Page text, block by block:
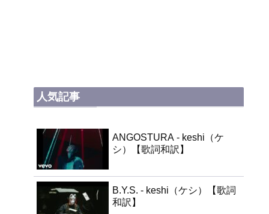
人気記事
ANGOSTURA - keshi（ケ
シ）【歌詞和訳】
B.Y.S. - keshi（ケシ）【歌詞
和訳】